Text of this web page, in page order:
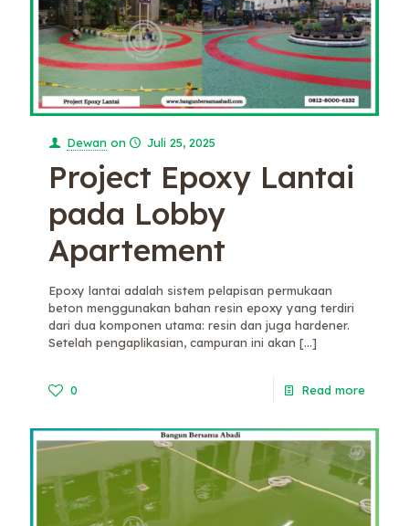
Dewan on Juli 25, 2025
Project Epoxy Lantai
pada Lobby
Apartement
Epoxy lantai adalah sistem pelapisan permukaan
beton menggunakan bahan resin epoxy yang terdiri
dari dua komponen utama: resin dan juga hardener.
Setelah pengaplikasian, campuran ini akan […]
0 Read more